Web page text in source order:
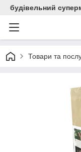
будівельний
Товари та